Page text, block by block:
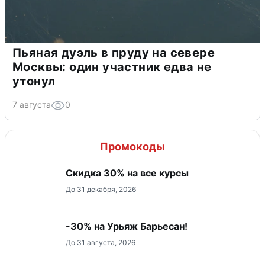
Пьяная дуэль в пруду на севере
Москвы: один участник едва не
утонул
7 августа 0
Промокоды
Скидка 30% на все курсы
До 31 декабря, 2026
-30% на Урьяж Барьесан!
До 31 августа, 2026